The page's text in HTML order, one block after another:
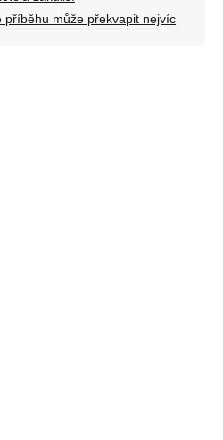
příběhu může překvapit nejvíc